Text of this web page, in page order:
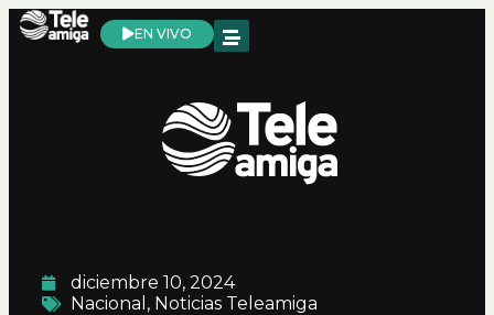
EN VIVO
diciembre 10, 2024
Nacional , Noticias Teleamiga